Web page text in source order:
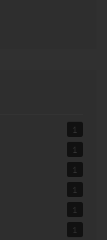
1
1
1
1
1
1